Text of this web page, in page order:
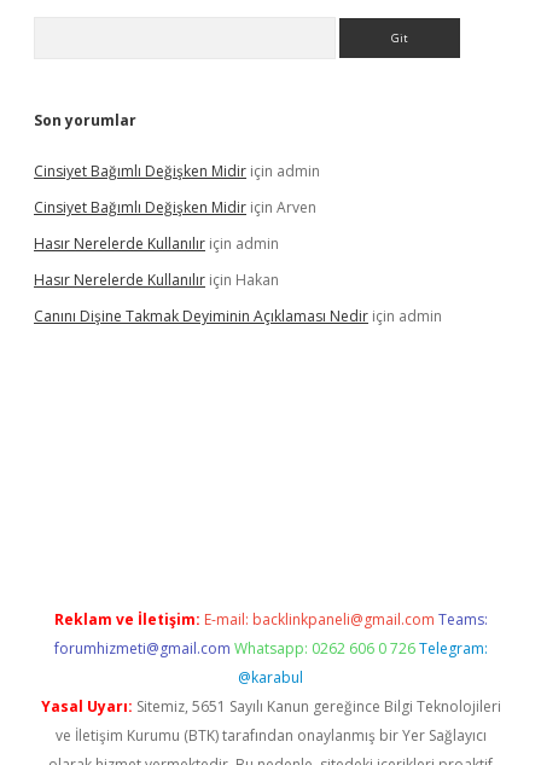
Son yorumlar
Cinsiyet Bağımlı Değişken Midir için admin
Cinsiyet Bağımlı Değişken Midir için Arven
Hasır Nerelerde Kullanılır için admin
Hasır Nerelerde Kullanılır için Hakan
Canını Dişine Takmak Deyiminin Açıklaması Nedir için admin
Reklam ve İletişim: E-mail: backlinkpaneli@gmail.com Teams:
forumhizmeti@gmail.com Whatsapp: 0262 606 0 726 Telegram:
@karabul
Yasal Uyarı: Sitemiz, 5651 Sayılı Kanun gereğince Bilgi Teknolojileri
ve İletişim Kurumu (BTK) tarafından onaylanmış bir Yer Sağlayıcı